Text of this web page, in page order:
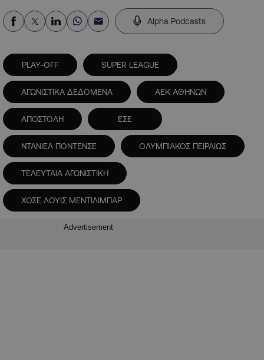
Alpha Podcasts
PLAY-OFF SUPER LEAGUE
ΑΓΩΝΙΣΤΙΚΑ ΔΕΔΟΜΕΝΑ ΑΕΚ ΑΘΗΝΩΝ
ΑΠΟΣΤΟΛΗ ΕΣΕ
ΝΤΑΝΙΕΛ ΠΟΝΤΕΝΣΕ ΟΛΥΜΠΙΑΚΟΣ ΠΕΙΡΑΙΩΣ
ΤΕΛΕΥΤΑΙΑ ΑΓΩΝΙΣΤΙΚΗ
ΧΟΣΕ ΛΟΥΙΣ ΜΕΝΤΙΛΙΜΠΑΡ
Advertisement